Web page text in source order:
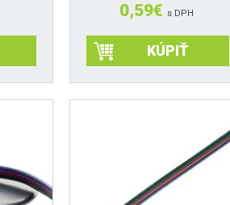
0,59€ s DPH
KÚPIŤ